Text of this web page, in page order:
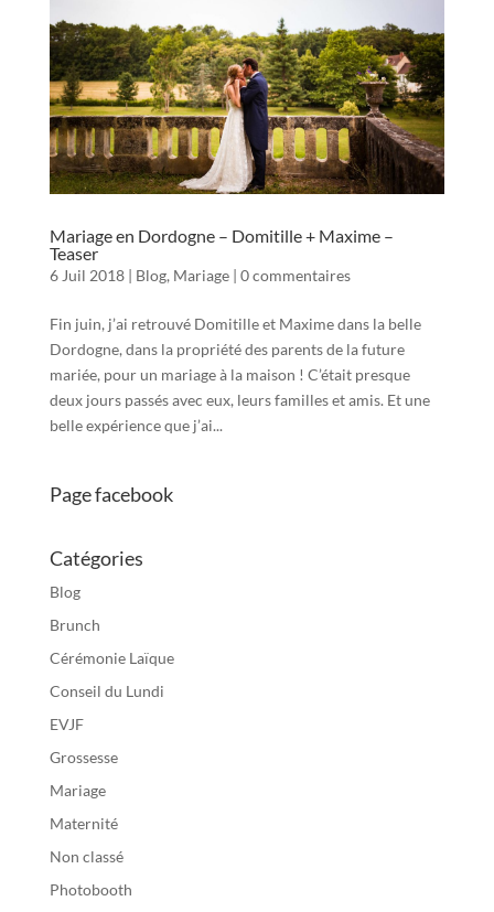
Mariage en Dordogne – Domitille + Maxime –
Teaser
6 Juil 2018| Blog, Mariage| 0 commentaires
Fin juin, j’ai retrouvé Domitille et Maxime dans la belle
Dordogne, dans la propriété des parents de la future
mariée, pour un mariage à la maison ! C’était presque
deux jours passés avec eux, leurs familles et amis. Et une
belle expérience que j’ai...
Page facebook
Catégories
Blog
Brunch
Cérémonie Laïque
Conseil du Lundi
EVJF
Grossesse
Mariage
Maternité
Non classé
Photobooth